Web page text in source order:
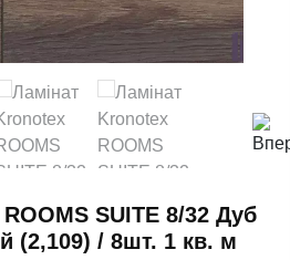
SUITE 8/32 Дуб
(2,109) / 8шт. 1 кв. м